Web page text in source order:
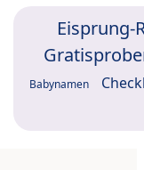
Eisprung-
Babynamen